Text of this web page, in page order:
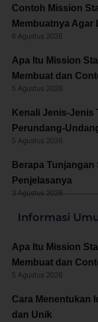
Contoh Mission
Membuatnya Agar
6 Agustus 2026
Apa Itu Mission
Membuat dan
5 Agustus 2026
Kenali Jenis-Jenis
Perundang-
5 Agustus 2026
Berapa
Penjelasanya
3 Agustus 2026
Informasi
Apa Itu Mission
Membuat dan
5 Agustus 2026
Cara Menentukan
dan Unik